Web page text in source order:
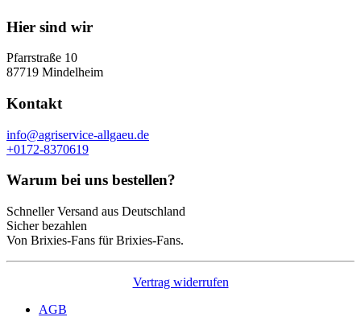
Hier sind wir
Pfarrstraße 10
87719 Mindelheim
Kontakt
info@agriservice-allgaeu.de
+0172-8370619
Warum bei uns bestellen?
Schneller Versand aus Deutschland
Sicher bezahlen
Von Brixies-Fans für Brixies-Fans.
Vertrag widerrufen
AGB